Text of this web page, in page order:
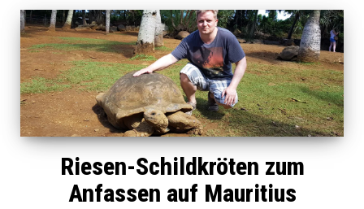
Riesen-Schildkröten zum
Anfassen auf Mauritius